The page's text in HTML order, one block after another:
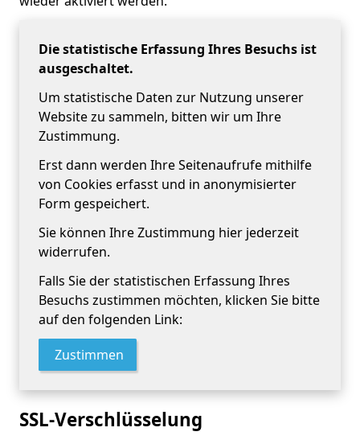
Die statistische Erfassung Ihres Besuchs ist
ausgeschaltet.
Um statistische Daten zur Nutzung unserer
Website zu sammeln, bitten wir um Ihre
Zustimmung.
Erst dann werden Ihre Seitenaufrufe mithilfe
von Cookies erfasst und in anonymisierter
Form gespeichert.
Sie können Ihre Zustimmung hier jederzeit
widerrufen.
Falls Sie der statistischen Erfassung Ihres
Besuchs zustimmen möchten, klicken Sie bitte
auf den folgenden Link:
Zustimmen
SSL-Verschlüsselung